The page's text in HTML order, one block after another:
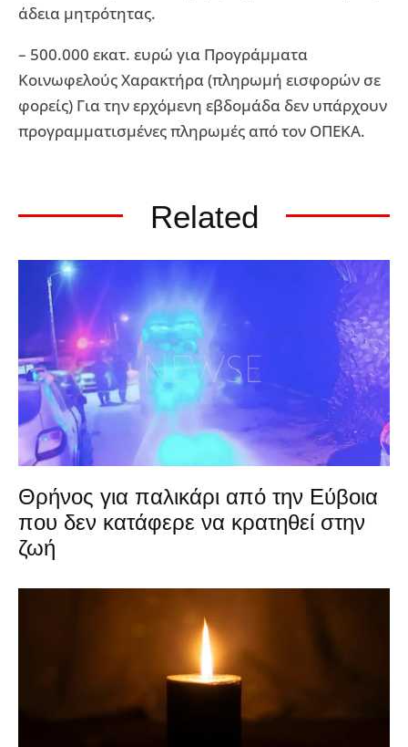
άδεια μητρότητας.
– 500.000 εκατ. ευρώ για Προγράμματα
Κοινωφελούς Χαρακτήρα (πληρωμή εισφορών σε
φορείς) Για την ερχόμενη εβδομάδα δεν υπάρχουν
προγραμματισμένες πληρωμές από τον ΟΠΕΚΑ.
Related
Θρήνος για παλικάρι από την Εύβοια
που δεν κατάφερε να κρατηθεί στην
ζωή